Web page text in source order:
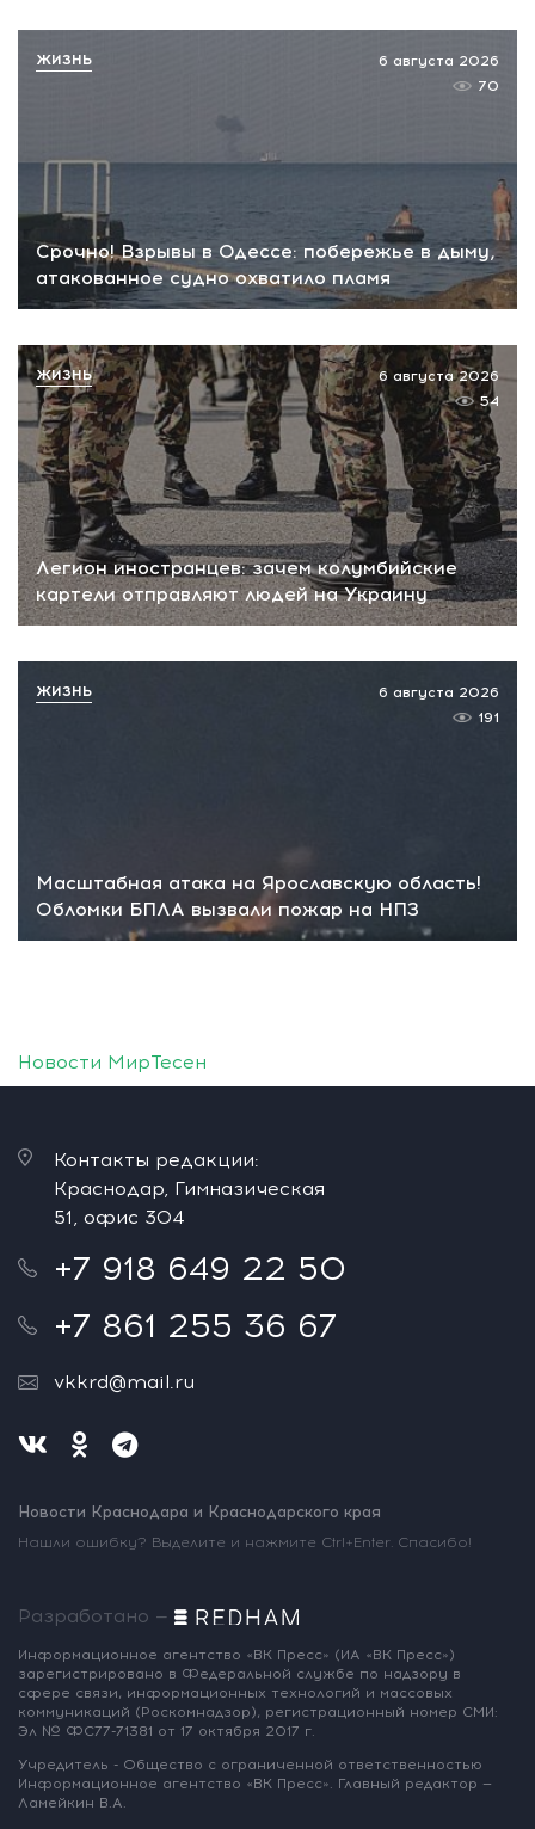
Срочно! Взрывы в Одессе: побережье в дыму,
атакованное судно охватило пламя
6 августа 2026
70
ЖИЗНЬ
Легион иностранцев: зачем колумбийские
картели отправляют людей на Украину
6 августа 2026
54
ЖИЗНЬ
Масштабная атака на Ярославскую область!
Обломки БПЛА вызвали пожар на НПЗ
6 августа 2026
191
ЖИЗНЬ
Новости МирТесен
Контакты редакции:
Краснодар, Гимназическая
51, офис 304
+7 918 649 22 50
+7 861 255 36 67
vkkrd@mail.ru
Новости Краснодара и Краснодарского края
Нашли ошибку? Выделите и нажмите Ctrl+Enter. Спасибо!
Разработано —
Информационное агентство «ВК Пресс» (ИА «ВК Пресс»)
зарегистрировано в Федеральной службе по надзору в
сфере связи, информационных технологий и массовых
коммуникаций (Роскомнадзор), регистрационный номер СМИ:
Эл № ФС77-71381 от 17 октября 2017 г.
Учредитель - Общество с ограниченной ответственностью
Информационное агентство «ВК Пресс». Главный редактор —
Ламейкин В.А.